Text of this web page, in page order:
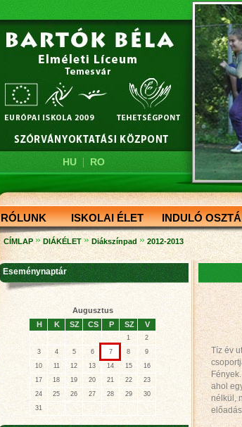
HU| RO
RÓLUNK ISKOLAI ÉLET INDULÓ
CÍMLAP » DIÁKÉLET » Diákszínpad » 2012-2013
Tíz év
ahol
nélkül,
Eseménynaptár
Augusztus
H
K SZ CS P SZ V
1
2
3
4 5 6 7 8
9
10
11 12 13 14 15
16
17
18 19 20 21 22
23
24
25 26 27 28 29
30
31